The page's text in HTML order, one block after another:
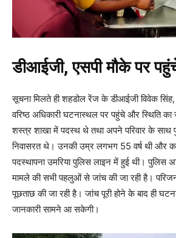
डीआईजी, एसपी मौके पर
सूचना मिलते ही शहडोल रेंज के डीआईजी विवेक
वरिष्ठ अधिकारी घटनास्थल पर पहुंचे और स्थिति का
शस्त्र शाखा में पदस्थ थे तथा अपने परिवार के साथ
निवासरत थे। उनकी उम्र लगभग 55 वर्ष थी और
पदस्थापना उमरिया पुलिस लाइन में हुई थी। पुलिस
मामले की सभी पहलुओं से जांच की जा रही है।
पूछताछ की जा रही है। जांच पूरी होने के बाद ही
जानकारी सामने आ सकेगी।